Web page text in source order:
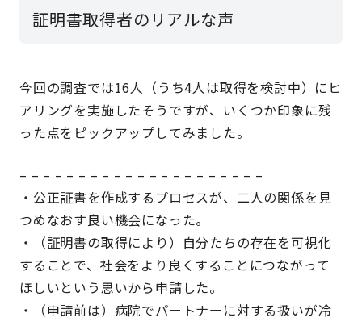
証明書取得者のリアルな声
今回の調査では16人（うち4人は取得を検討中）にヒ
アリングを実施したそうですが、いくつか印象に残
った点をピックアップしてみました。
– – – – – – – – – – – – – – – – – – – – –
・公正証書を作成するプロセスが、二人の関係を見
つめなおす良い機会になった。
・（証明書の取得により）自分たちの存在を可視化
することで、社会をより良くすることにつながって
ほしいという思いから申請した。
・（申請前は）病院でパートナーに対する扱いが冷